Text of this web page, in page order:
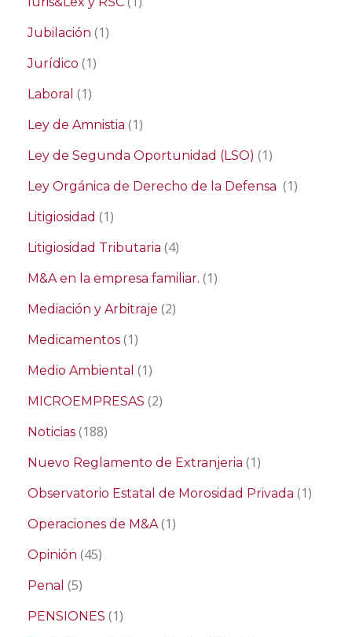
Jubilación (1)
Jurídico (1)
Laboral (1)
Ley de Amnistia (1)
Ley de Segunda Oportunidad (LSO) (1)
Ley Orgánica de Derecho de la Defensa (1)
Litigiosidad (1)
Litigiosidad Tributaria (4)
M&A en la empresa familiar. (1)
Mediación y Arbitraje (2)
Medicamentos (1)
Medio Ambiental (1)
MICROEMPRESAS (2)
Noticias (188)
Nuevo Reglamento de Extranjeria (1)
Observatorio Estatal de Morosidad Privada (1)
Operaciones de M&A(1)
Opinión (45)
Penal (5)
PENSIONES (1)